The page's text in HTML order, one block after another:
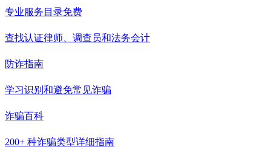
专业服务目录免费
查找认证律师、调查员和法务会计
防诈指南
学习识别和避免常见诈骗
诈骗百科
200+ 种诈骗类型详细指南